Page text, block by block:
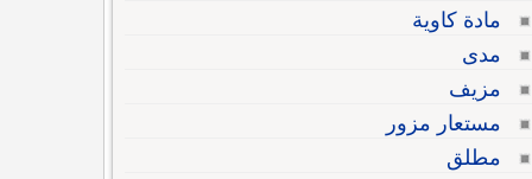
مادة كاوية
مدى
مزيف
مستعار مزور
مطلق